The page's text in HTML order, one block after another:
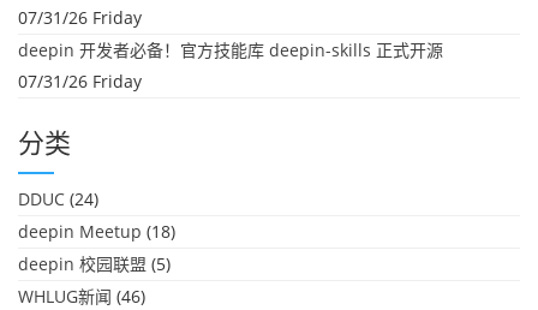
07/31/26 Friday
deepin 开发者必备！官方技能库 deepin-skills 正式开源
07/31/26 Friday
分类
DDUC (24)
deepin Meetup (18)
deepin 校园联盟 (5)
WHLUG新闻 (46)